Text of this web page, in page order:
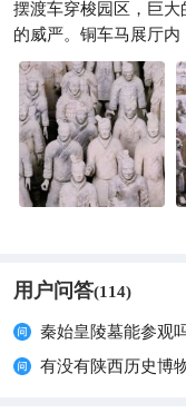
摆渡车穿梭园区，巨
的威严。铜车马展厅
纹饰、每一个部件都
修筑帝陵的宏大场景
空的对话，让我对中
用户问答(114)
秦始皇陵墓能参观
有没有陕西历史博